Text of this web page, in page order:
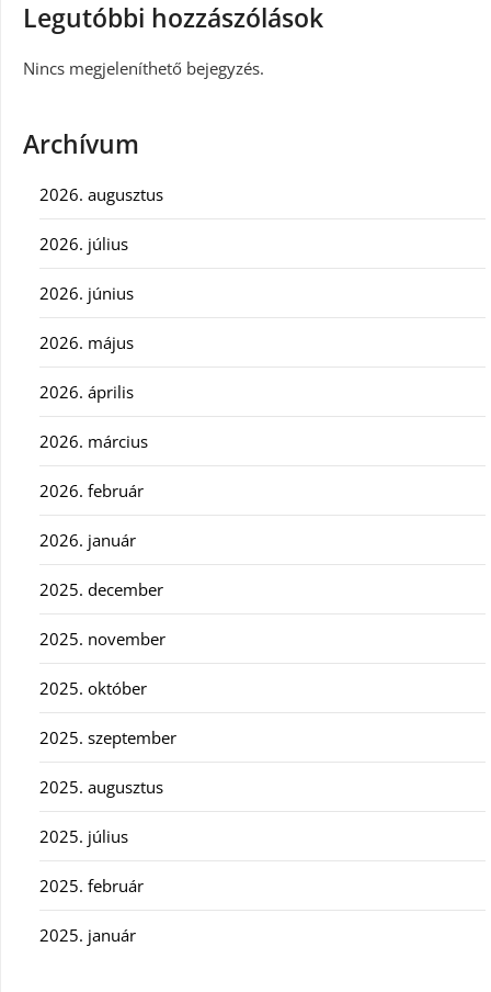
Legutóbbi hozzászólások
Nincs megjeleníthető bejegyzés.
Archívum
2026. augusztus
2026. július
2026. június
2026. május
2026. április
2026. március
2026. február
2026. január
2025. december
2025. november
2025. október
2025. szeptember
2025. augusztus
2025. július
2025. február
2025. január